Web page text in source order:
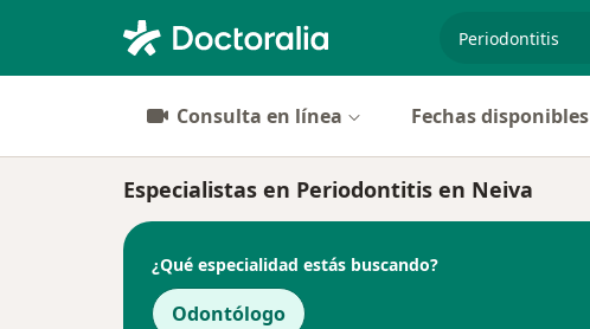
Consulta en línea Fechas disponibles
Especialistas en Periodontitis en Neiva
¿Qué especialidad estás buscando?
Odontólogo